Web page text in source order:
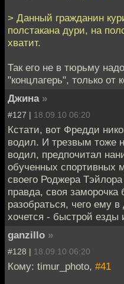
> Данный гражданин
полстакана дури, на
хватит.
Так его не в тюрьму
"концлагерь", только от
Джина »
#127 | 18.09.10 06:20
Кстати, вот Фредди
водил. И трезвым тоже
водил, предпочитал
обученных спортивных
своего Роджера
правда, своя заморочка
разобраться, чего ему
хочется - быстрой езды
ganzillo »
#128 | 18.09.10 06:20
Кому: timur_photo, #41